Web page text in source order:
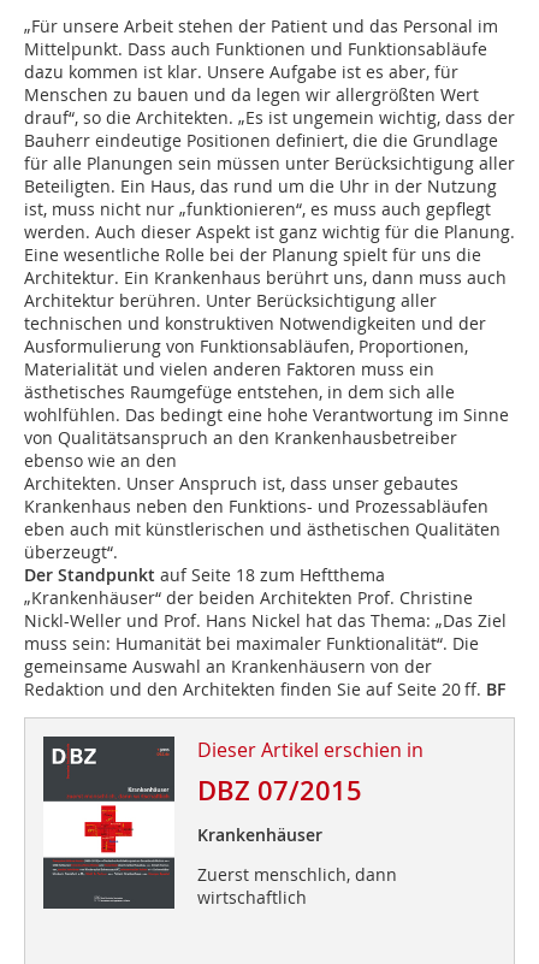
„Für unsere Arbeit stehen der Patient und das Personal im
Mittelpunkt. Dass auch Funk­tionen und Funktionsabläufe
dazu kommen ist klar. Unsere Aufgabe ist es aber, für
Menschen zu bauen und da legen wir allergrößten Wert
drauf“, so die Architekten. „Es ist ungemein wichtig, dass der
Bauherr eindeutige Positionen definiert, die die Grundlage
für alle Planungen sein müssen unter Berücksichtigung aller
Beteiligten. Ein Haus, das rund um die Uhr in der Nutzung
ist, muss nicht nur „funktionieren“, es muss auch gepflegt
werden. Auch dieser Aspekt ist ganz wichtig für die Planung.
Eine wesentliche Rolle bei der Planung spielt für uns die
Architektur. Ein Krankenhaus berührt uns, dann muss auch
Architektur berühren. Unter Berücksichtigung aller
technischen und konstruktiven Notwendigkeiten und der
Ausformulierung von Funktionsabläufen, Proportionen,
Materialität und vielen anderen Faktoren muss ein
ästhetisches Raumgefüge entstehen, in dem sich alle
wohlfühlen. Das bedingt eine hohe Verantwortung im Sinne
von Qualitätsanspruch an den Krankenhausbetreiber
ebenso wie an den
Architekten. Unser Anspruch ist, dass unser gebautes
Krankenhaus neben den Funktions- und Prozessabläufen
eben auch mit künstlerischen und ästhetischen Qualitäten
überzeugt“.
Der Standpunkt auf Seite 18 zum Heftthema
„Krankenhäuser“ der beiden Architekten Prof. Christine
Nickl-Weller und Prof. Hans Nickel hat das Thema: „Das Ziel
muss sein: Humanität bei maximaler Funktionalität“. Die
gemeinsame Auswahl an Krankenhäusern von der
Redaktion und den Architekten finden Sie auf Seite 20 ff. BF
Dieser Artikel erschien in
DBZ 07/2015
Krankenhäuser
Zuerst menschlich, dann
wirtschaftlich